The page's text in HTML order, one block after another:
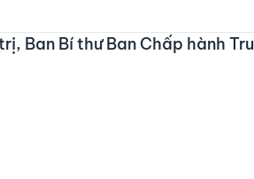
Ban Bí thư Ban Chấp hành